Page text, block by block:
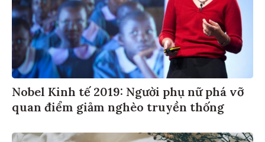
Nobel Kinh tế 2019: Người phụ nữ phá vỡ
quan điểm giảm nghèo truyền thống